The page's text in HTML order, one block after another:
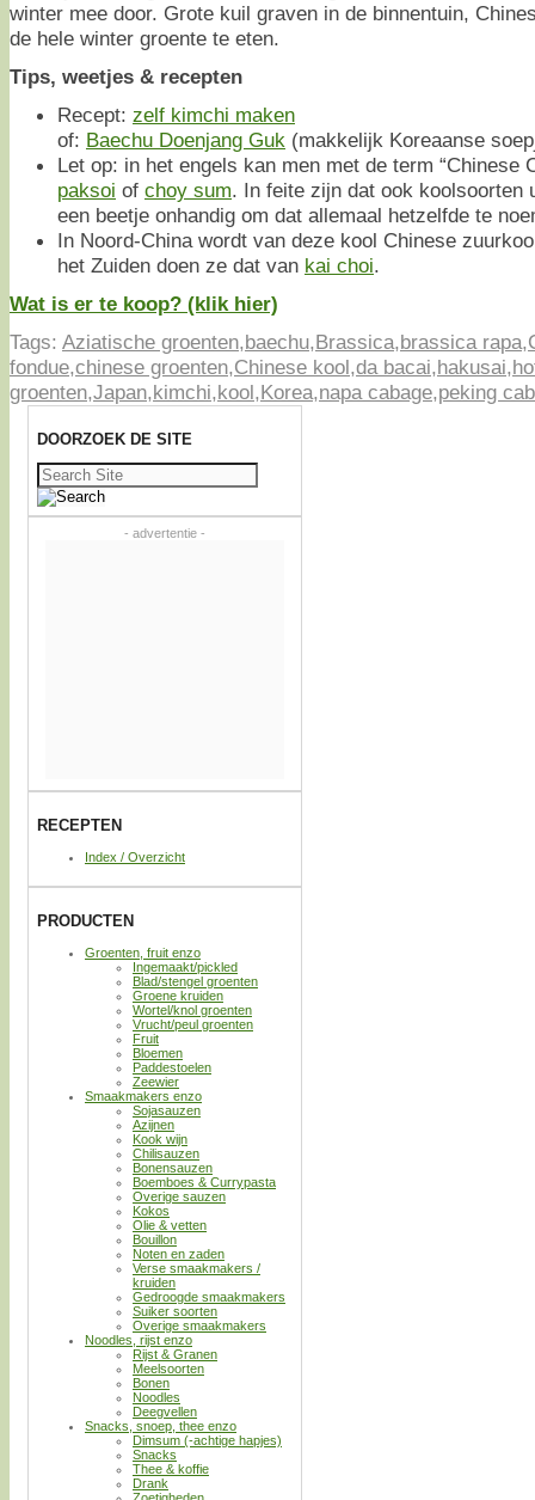
winter mee door. Grote kuil graven in de binnentuin,
de hele winter groente te eten.
Tips, weetjes & recepten
Recept: zelf kimchi maken
of: Baechu Doenjang Guk (makkelijk Koreaanse
Let op: in het engels kan men met de term “Chinese
paksoi of choy sum. In feite zijn dat ook koolsoorten
een beetje onhandig om dat allemaal hetzelfde te
In Noord-China wordt van deze kool Chinese
het Zuiden doen ze dat van kai choi.
Wat is er te koop? (klik hier)
Tags: Aziatische groenten,baechu,Brassica,brassica rapa,
fondue,chinese groenten,Chinese kool,da bacai,hakusai,
groenten,Japan,kimchi,kool,Korea,napa cabage,peking
DOORZOEK DE SITE
Zoeken
naar:
- advertentie -
RECEPTEN
Index / Overzicht
PRODUCTEN
Groenten, fruit enzo
Ingemaakt/pickled
Blad/stengel groenten
Groene kruiden
Wortel/knol groenten
Vrucht/peul groenten
Fruit
Bloemen
Paddestoelen
Zeewier
Smaakmakers enzo
Sojasauzen
Azijnen
Kook wijn
Chilisauzen
Bonensauzen
Boemboes & Currypasta
Overige sauzen
Kokos
Olie & vetten
Bouillon
Noten en zaden
Verse smaakmakers /
kruiden
Gedroogde smaakmakers
Suiker soorten
Overige smaakmakers
Noodles, rijst enzo
Rijst & Granen
Meelsoorten
Bonen
Noodles
Deegvellen
Snacks, snoep, thee enzo
Dimsum (-achtige hapjes)
Snacks
Thee & koffie
Drank